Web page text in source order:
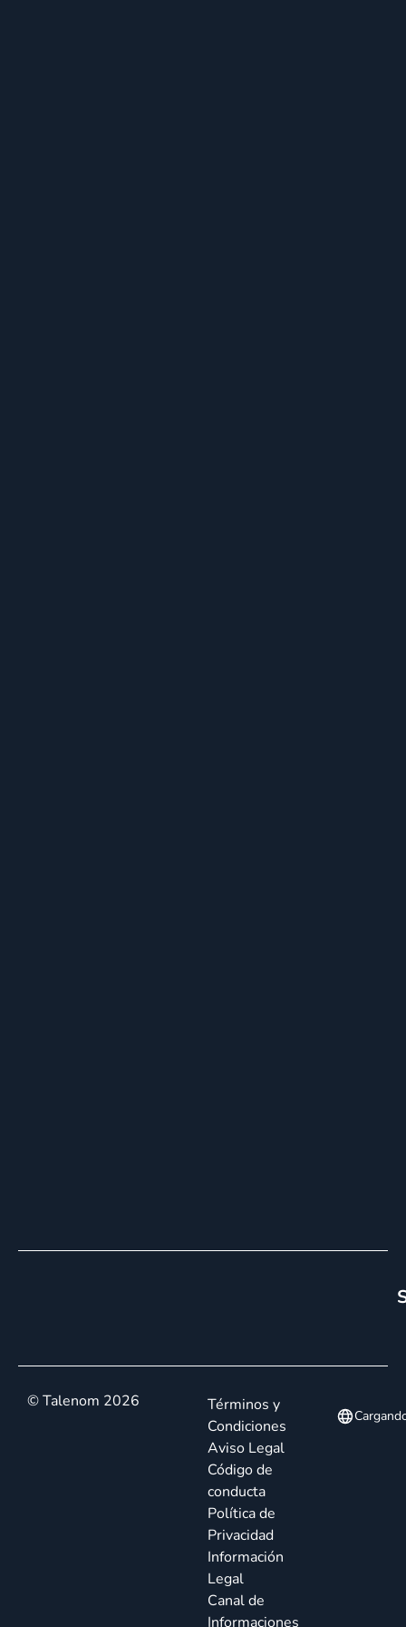
© Talenom 2026
Términos y
Condiciones
Aviso Legal
Código de
conducta
Política de
Privacidad
Información
Legal
Canal de
Informaciones